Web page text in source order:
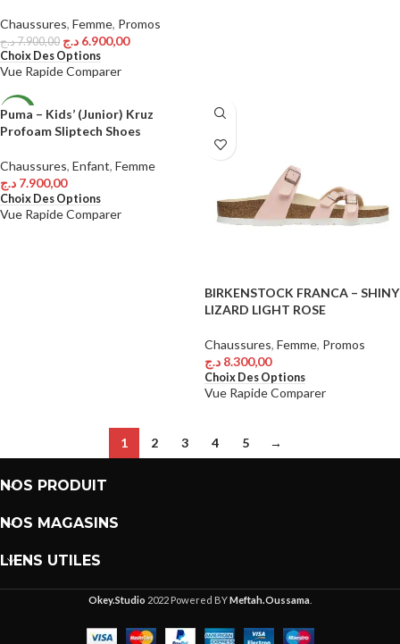
Chaussures, Femme, Promos
7.900,00د.ج 6.900,00 د.ج
Choix Des Options
Vue RapideComparer
NEW
Puma – Kids’ (Junior) Kruz
Profoam Sliptech Shoes
Chaussures, Enfant, Femme
7.900,00 د.ج
Choix Des Options
Vue RapideComparer
BIRKENSTOCK FRANCA – SHINY
LIZARD LIGHT ROSE
Chaussures, Femme, Promos
8.300,00 د.ج
Choix Des Options
Vue RapideComparer
1 2 3 4 5 →
NOS PRODUIT
NOS MAGASINS
LIENS UTILES
Okey.Studio 2022 Powered BYMeftah.Oussama